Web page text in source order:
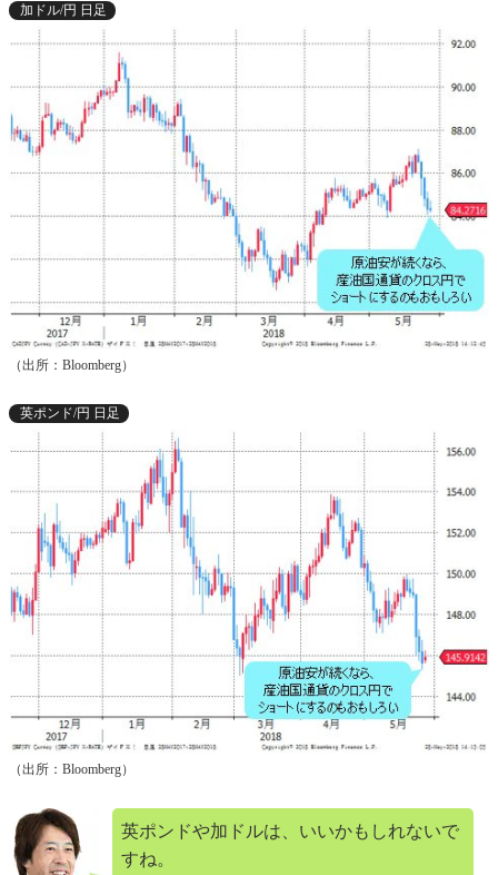
加ドル/円 日足
（出所：Bloomberg）
英ポンド/円 日足
（出所：Bloomberg）
英ポンドや加ドルは、いいかもしれないで
すね。